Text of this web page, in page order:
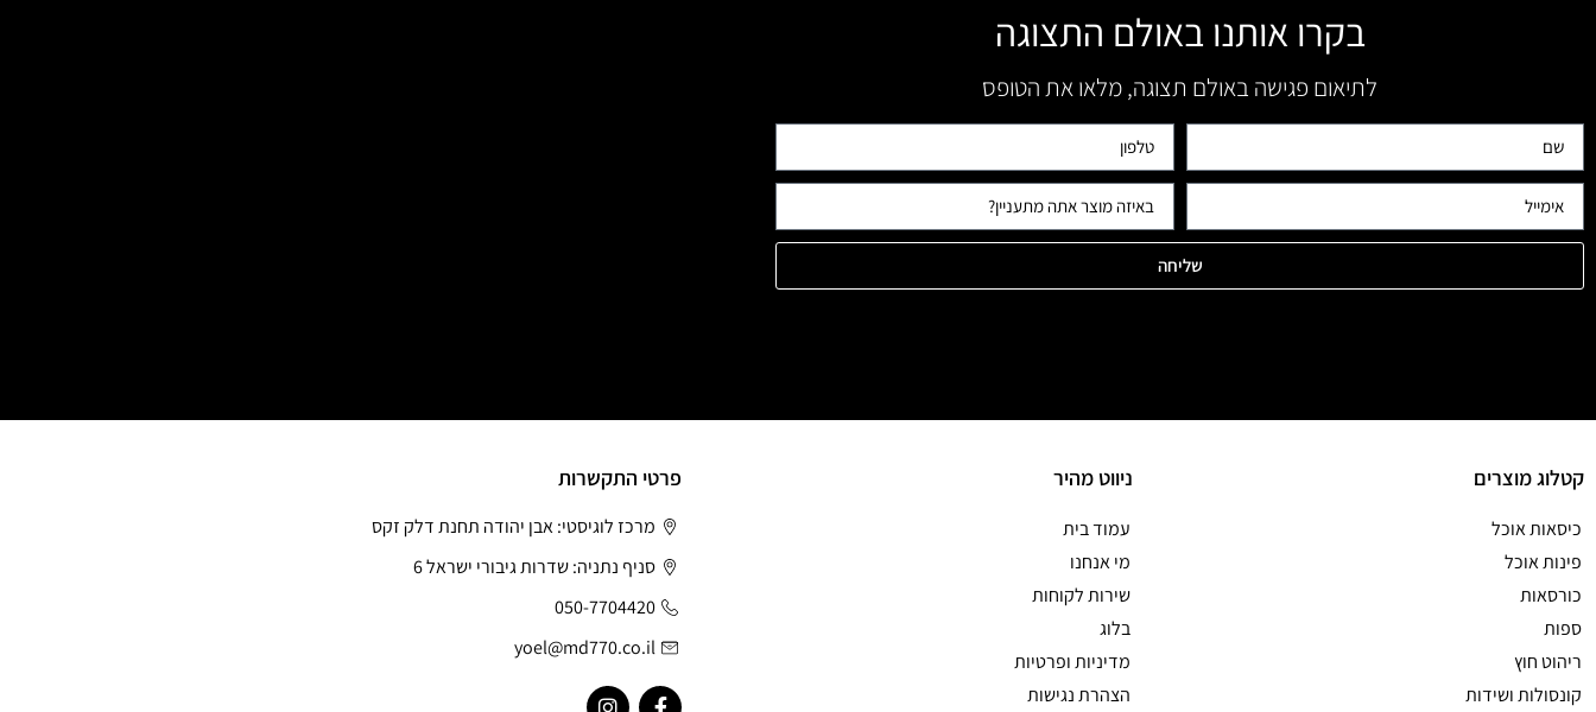
בקרו אותנו באולם התצוגה
לתיאום פגישה באולם תצוגה, מלאו את הטופס
שליחה
קטלוג מוצרים
כיסאות אוכל
פינות אוכל
כורסאות
ספות
ריהוט חוץ
קונסולות ושידות
ניווט מהיר
עמוד בית
מי אנחנו
שירות לקוחות
בלוג
מדיניות ופרטיות
הצהרת נגישות
פרטי התקשרות
מרכז לוגיסטי: אבן יהודה תחנת דלק זקס
סניף נתניה: שדרות גיבורי ישראל 6
050-7704420
yoel@md770.co.il